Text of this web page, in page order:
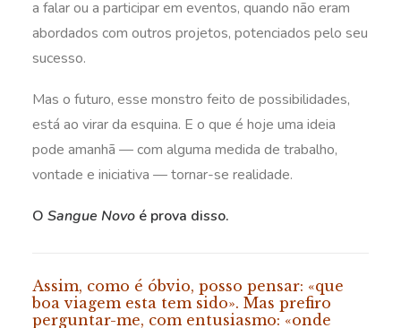
a falar ou a participar em eventos, quando não eram
abordados com outros projetos, potenciados pelo seu
sucesso.
Mas o futuro, esse monstro feito de possibilidades,
está ao virar da esquina. E o que é hoje uma ideia
pode amanhã — com alguma medida de trabalho,
vontade e iniciativa — tornar-se realidade.
O Sangue Novo é prova disso.
Assim, como é óbvio, posso pensar: «que
boa viagem esta tem sido». Mas prefiro
perguntar-me, com entusiasmo: «onde